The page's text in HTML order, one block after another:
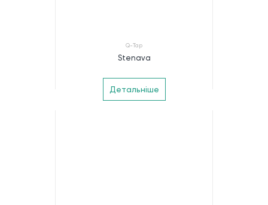
Q-Tap
Stenava
Детальніше